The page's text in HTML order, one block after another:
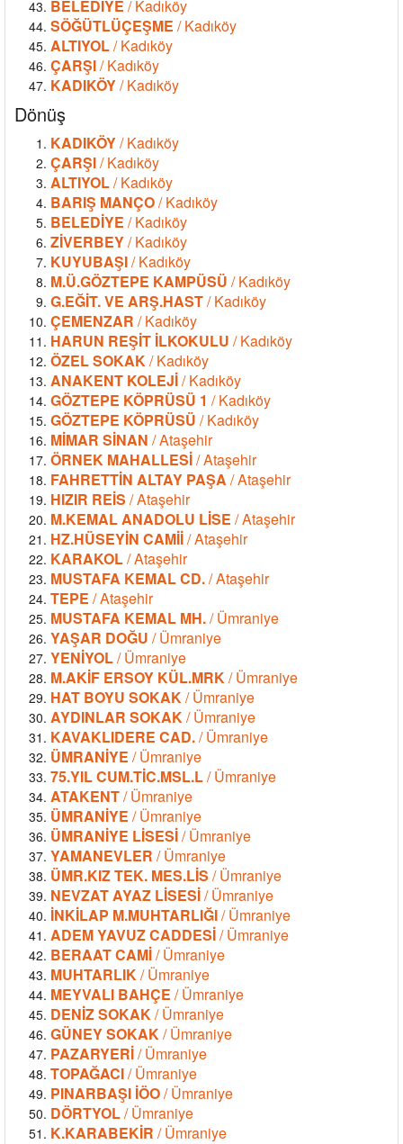
BELEDİYE / Kadıköy
SÖĞÜTLÜÇEŞME / Kadıköy
ALTIYOL/ Kadıköy
ÇARŞI/ Kadıköy
KADIKÖY/ Kadıköy
Dönüş
KADIKÖY/ Kadıköy
ÇARŞI/ Kadıköy
ALTIYOL/ Kadıköy
BARIŞ MANÇO/ Kadıköy
BELEDİYE / Kadıköy
ZİVERBEY/ Kadıköy
KUYUBAŞI/ Kadıköy
M.Ü.GÖZTEPE KAMPÜSÜ / Kadıköy
G.EĞİT. VE ARŞ.HAST/ Kadıköy
ÇEMENZAR / Kadıköy
HARUN REŞİT İLKOKULU / Kadıköy
ÖZEL SOKAK/ Kadıköy
ANAKENT KOLEJİ/ Kadıköy
GÖZTEPE KÖPRÜSÜ 1 / Kadıköy
GÖZTEPE KÖPRÜSÜ / Kadıköy
MİMAR SİNAN / Ataşehir
ÖRNEK MAHALLESİ/ Ataşehir
FAHRETTİN ALTAY PAŞA / Ataşehir
HIZIR REİS / Ataşehir
M.KEMAL ANADOLU LİSE / Ataşehir
HZ.HÜSEYİN CAMİİ/ Ataşehir
KARAKOL/ Ataşehir
MUSTAFA KEMAL CD./ Ataşehir
TEPE / Ataşehir
MUSTAFA KEMAL MH./ Ümraniye
YAŞAR DOĞU / Ümraniye
YENİYOL/ Ümraniye
M.AKİF ERSOY KÜL.MRK/ Ümraniye
HAT BOYU SOKAK/ Ümraniye
AYDINLAR SOKAK/ Ümraniye
KAVAKLIDERE CAD./ Ümraniye
ÜMRANİYE / Ümraniye
75.YIL CUM.TİC.MSL.L/ Ümraniye
ATAKENT/ Ümraniye
ÜMRANİYE / Ümraniye
ÜMRANİYE LİSESİ/ Ümraniye
YAMANEVLER / Ümraniye
ÜMR.KIZ TEK. MES.LİS / Ümraniye
NEVZAT AYAZ LİSESİ/ Ümraniye
İNKİLAP M.MUHTARLIĞI/ Ümraniye
ADEM YAVUZ CADDESİ/ Ümraniye
BERAAT CAMİ/ Ümraniye
MUHTARLIK/ Ümraniye
MEYVALI BAHÇE / Ümraniye
DENİZ SOKAK/ Ümraniye
GÜNEY SOKAK/ Ümraniye
PAZARYERİ/ Ümraniye
TOPAĞACI/ Ümraniye
PINARBAŞI İÖO/ Ümraniye
DÖRTYOL/ Ümraniye
K.KARABEKİR / Ümraniye